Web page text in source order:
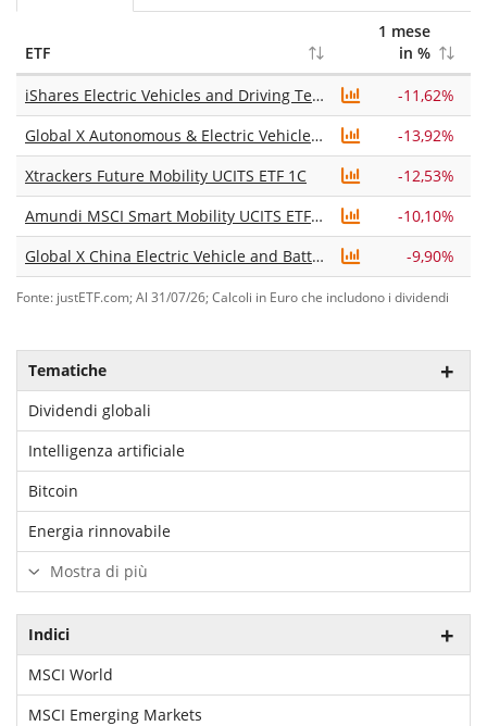
ETF
1 mese
in %
iShares Electric Vehicles and Driving Technology UCITS ETF USD (Acc) -11,62%
Global X Autonomous & Electric Vehicles UCITS ETF USD Accumulating
-13,92%
Xtrackers Future Mobility UCITS ETF 1C
-12,53%
Amundi MSCI Smart Mobility UCITS ETF Acc
-10,10%
Global X China Electric Vehicle and Battery UCITS ETF USD Accumulating
-9,90%
Fonte: justETF.com; Al 31/07/26; Calcoli in Euro che includono i dividendi
Tematiche
Dividendi globali
Intelligenza artificiale
Bitcoin
Energia rinnovabile
Mostra di più
Indici
MSCI World
MSCI Emerging Markets